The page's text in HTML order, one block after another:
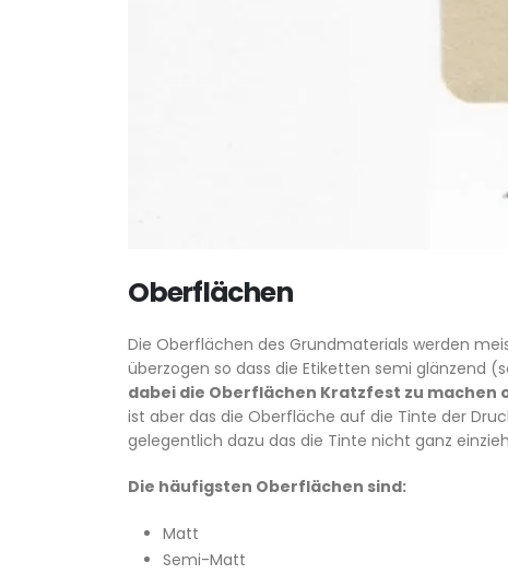
Oberflächen
Die Oberflächen des Grundmaterials werden
überzogen so dass die Etiketten semi glänzend
dabei die Oberflächen Kratzfest zu machen
ist aber das die Oberfläche auf die Tinte der
gelegentlich dazu das die Tinte nicht ganz
Die häufigsten Oberflächen sind:
Matt
Semi-Matt